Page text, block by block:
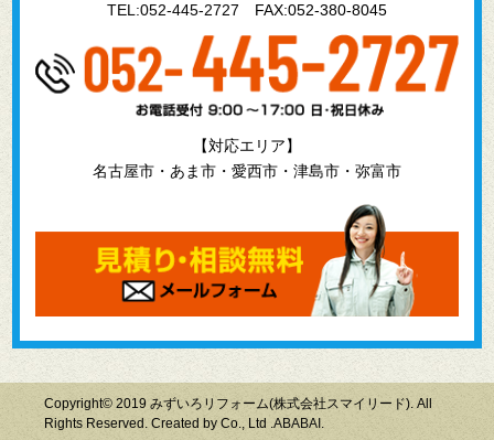
TEL:052-445-2727 FAX:052-380-8045
【対応エリア】
名古屋市・あま市・愛西市・津島市・弥富市
Copyright© 2019 みずいろリフォーム(株式会社スマイリード). All
Rights Reserved. Created by Co., Ltd .ABABAI.